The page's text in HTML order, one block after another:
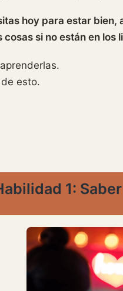
hoy para estar
cosas si no están en los
esto.
1: